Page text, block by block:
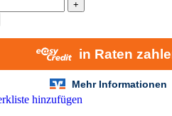
hinzufügen